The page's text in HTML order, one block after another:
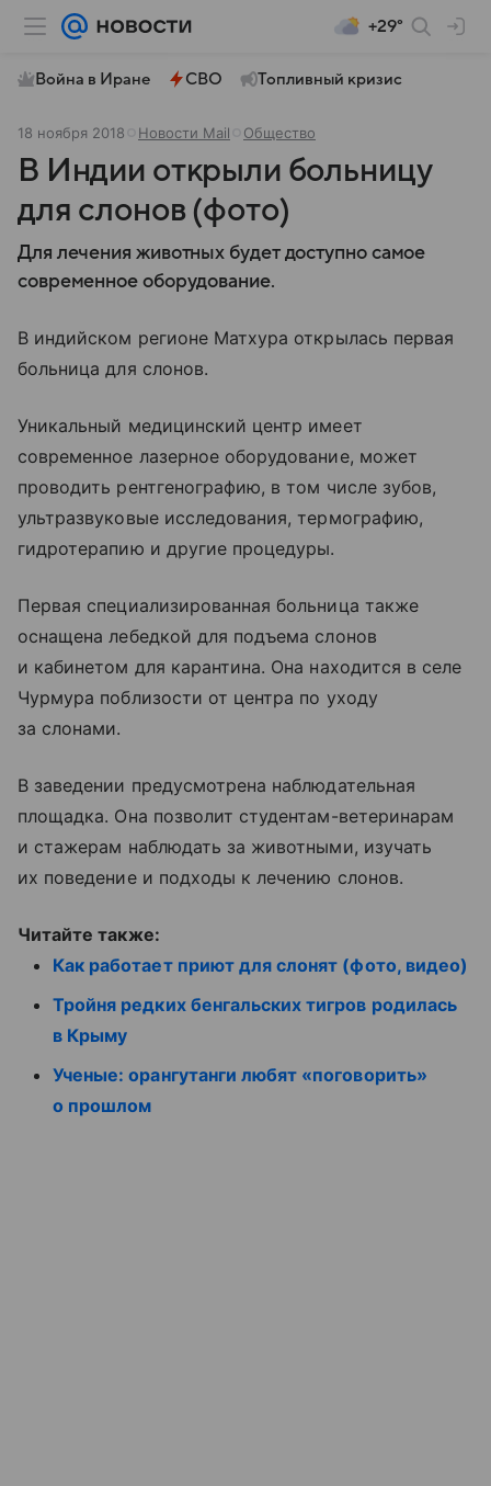
+29°
Война в Иране СВО Топливный кризис
18 ноября 2018 Новости Mail Общество
В Индии открыли больницу
для слонов (фото)
Для лечения животных будет доступно самое
современное оборудование.
В индийском регионе Матхура открылась первая
больница для слонов.
Уникальный медицинский центр имеет
современное лазерное оборудование, может
проводить рентгенографию, в том числе зубов,
ультразвуковые исследования, термографию,
гидротерапию и другие процедуры.
Первая специализированная больница также
оснащена лебедкой для подъема слонов
и кабинетом для карантина. Она находится в селе
Чурмура поблизости от центра по уходу
за слонами.
В заведении предусмотрена наблюдательная
площадка. Она позволит студентам-ветеринарам
и стажерам наблюдать за животными, изучать
их поведение и подходы к лечению слонов.
Читайте также:
Как работает приют для слонят (фото, видео)
Тройня редких бенгальских тигров родилась
в Крыму
Ученые: орангутанги любят «поговорить»
о прошлом